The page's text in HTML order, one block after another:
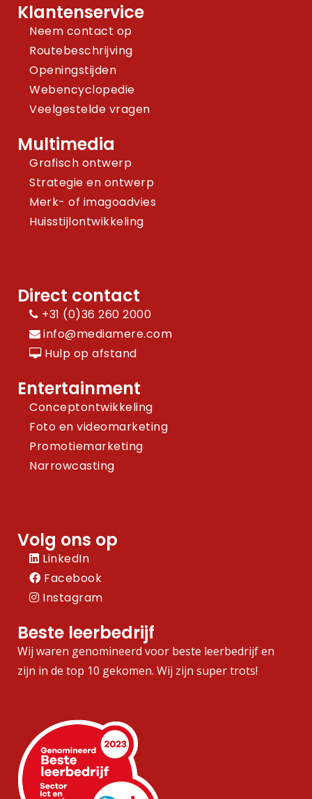
Klantenservice
Neem contact op
Routebeschrijving
Openingstijden
Webencyclopedie
Veelgestelde vragen
Multimedia
Grafisch ontwerp
Strategie en ontwerp
Merk- of imagoadvies
Huisstijlontwikkeling
Direct contact
+31 (0)36 260 2000
info@mediamere.com
Hulp op afstand
Entertainment
Conceptontwikkeling
Foto en videomarketing
Promotiemarketing
Narrowcasting
Volg ons op
LinkedIn
Facebook
Instagram
Beste leerbedrijf
Wij waren genomineerd voor beste leerbedrijf en
zijn in de top 10 gekomen. Wij zijn super trots!